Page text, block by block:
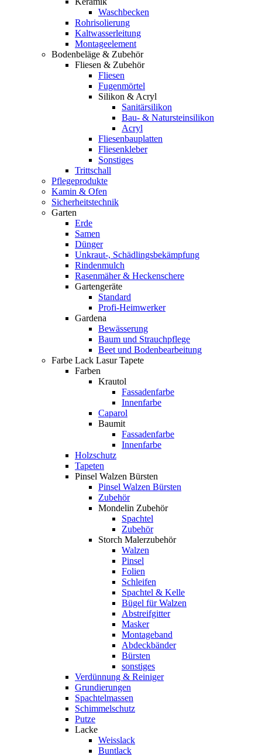
Waschbecken
Rohrisolierung
Kaltwasserleitung
Montageelement
Bodenbeläge & Zubehör
Fliesen & Zubehör
Fliesen
Fugenmörtel
Silikon & Acryl
Sanitärsilikon
Bau- & Natursteinsilikon
Acryl
Fliesenbauplatten
Fliesenkleber
Sonstiges
Trittschall
Pflegeprodukte
Kamin & Ofen
Sicherheitstechnik
Garten
Erde
Samen
Dünger
Unkraut-, Schädlingsbekämpfung
Rindenmulch
Rasenmäher & Heckenschere
Gartengeräte
Standard
Profi-Heimwerker
Gardena
Bewässerung
Baum und Strauchpflege
Beet und Bodenbearbeitung
Farbe Lack Lasur Tapete
Farben
Krautol
Fassadenfarbe
Innenfarbe
Caparol
Baumit
Fassadenfarbe
Innenfarbe
Holzschutz
Tapeten
Pinsel Walzen Bürsten
Pinsel Walzen Bürsten
Zubehör
Mondelin Zubehör
Spachtel
Zubehör
Storch Malerzubehör
Walzen
Pinsel
Folien
Schleifen
Spachtel & Kelle
Bügel für Walzen
Abstreifgitter
Masker
Montageband
Abdeckbänder
Bürsten
sonstiges
Verdünnung & Reiniger
Grundierungen
Spachtelmassen
Schimmelschutz
Putze
Lacke
Weisslack
Buntlack